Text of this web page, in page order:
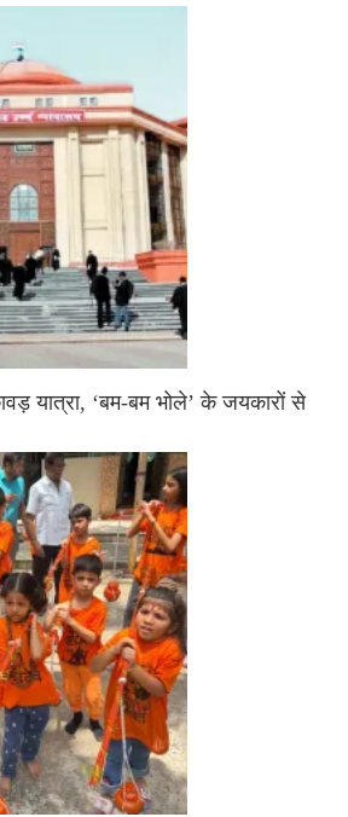
यात्रा, ‘बम-बम भोले’ के जयकारों से